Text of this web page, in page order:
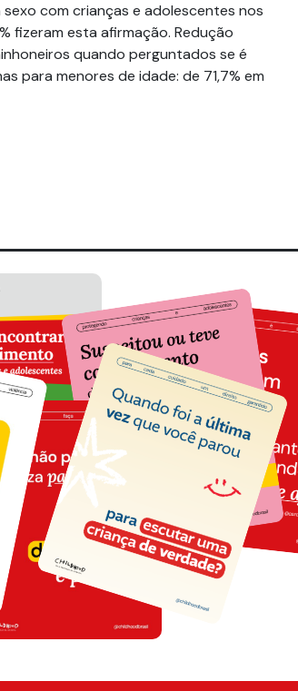
com crianças e adolescentes nos
fizeram esta afirmação. Redução
quando perguntados se é
para menores de idade: de 71,7% em